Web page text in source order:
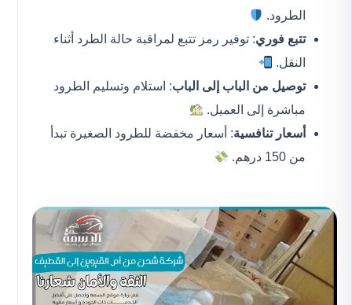
الطرود.
تتبع فوري: توفير رمز تتبع لمراقبة حالة الطرد أثناء
النقل.
توصيل من الباب إلى الباب: استلام وتسليم الطرود
مباشرة إلى العميل.
أسعار تنافسية: أسعار مخفضة للطرود الصغيرة تبدأ
من 150 درهم.